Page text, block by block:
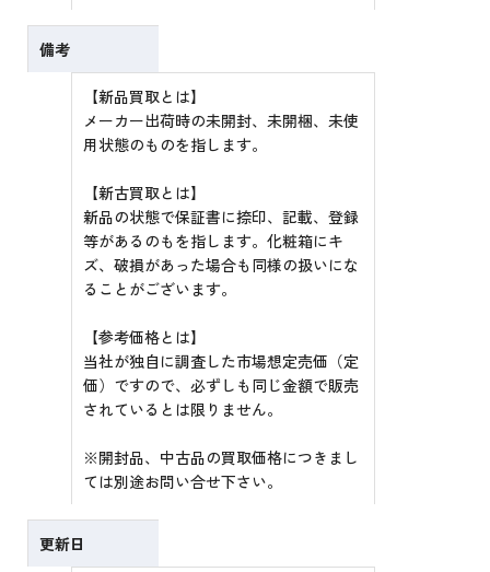
備考
【新品買取とは】
メーカー出荷時の未開封、未開梱、未使
用状態のものを指します。
【新古買取とは】
新品の状態で保証書に捺印、記載、登録
等があるのもを指します。化粧箱にキ
ズ、破損があった場合も同様の扱いにな
ることがございます。
【参考価格とは】
当社が独自に調査した市場想定売価（定
価）ですので、必ずしも同じ金額で販売
されているとは限りません。
※開封品、中古品の買取価格につきまし
ては別途お問い合せ下さい。
更新日